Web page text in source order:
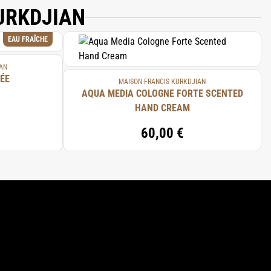
EAU FRAÎCHE
MAISON FRANCIS KURKDJIAN
AQUA MEDIA COLOGNE FORTE SCENTED
HAND CREAM
60,00 €